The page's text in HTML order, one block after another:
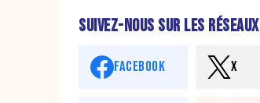
SUIVEZ-NOUS SUR LES RÉSEAUX
FACEBOOK X